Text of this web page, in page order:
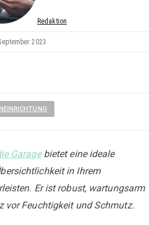
Redaktion
2023
Garagebietet eine ideale
in Ihrem
Er ist robust, wartungsarm
vor Feuchtigkeit und Schmutz.